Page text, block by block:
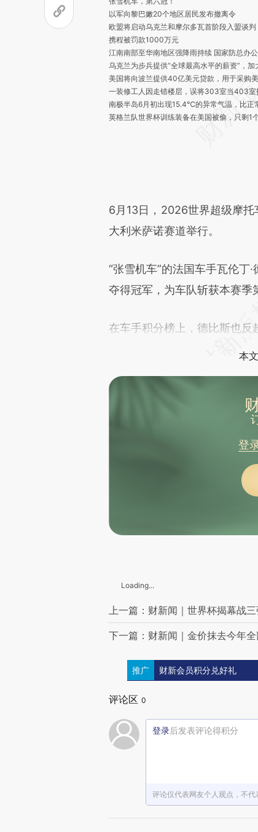
以军向黎巴嫩20个地区居民发布撤离令
欧盟将启动乌克兰和摩尔多瓦首阶段入盟谈判
携程被罚款1000万元
中国软件，被禁止参加政府采购活动一年
水利部对七省份启动洪水防御Ⅳ级应急响应
古巴国家主席谴责美国收紧对古石油封锁
SpaceX上市首日涨19% 市值突破2.1万亿美元
违规收集使用个人信息 去年超千款App等被
特朗普称打死委内瑞拉“阿拉瓜火车”组织头目
1-1战平波黑 加拿大获队史首个世界杯积分
2名主播相互辱骂诽谤被行拘 浙江网警最新提
山东医药大学通报“男子发现学位证无效举报自
泽连斯基签署法令实施新一轮对俄制裁
设计缺陷致人自杀？OpenAI遭起诉
6月13日，2026世界超级摩
大利米萨诺赛道举行。
“张雪机车”的法国车手瓦伦丁
夺得冠军，为车队斩获本赛季
在车手积分榜上，德比斯也反
本
登
Loading...
上一篇：财新闻｜世界杯揭幕战
下一篇：财新闻｜金价抹去今年
推广 财新会员积分兑好礼
评论区 0
登录后发表评论得积分
评论仅代表网友个人观点，不代